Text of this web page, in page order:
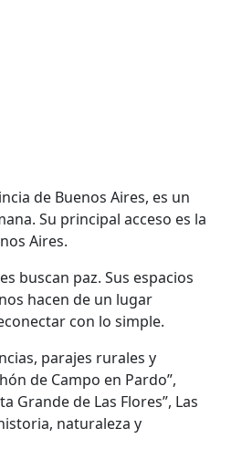
de Buenos Aires, es un
Su principal acceso es la
Aires.
buscan paz. Sus espacios
hacen de un lugar
con lo simple.
parajes rurales y
de Campo en Pardo”,
Grande de Las Flores”, Las
naturaleza y